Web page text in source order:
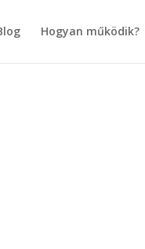
Hogyan működik?